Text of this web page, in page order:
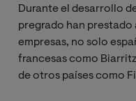
Durante el desarrollo
pregrado han
empresas, no solo
francesas como
de otros países como